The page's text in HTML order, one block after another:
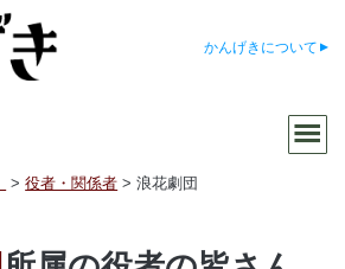
かんげきについて
>役者・関係者 >浪花劇団